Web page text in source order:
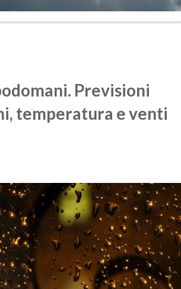
Previsioni
temperatura e venti